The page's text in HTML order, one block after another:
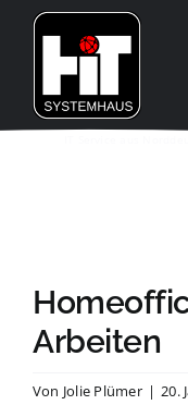
Zum
Inhalt
springen
IT Service aus
Arbeiten
Von Jolie Plümer | 20.